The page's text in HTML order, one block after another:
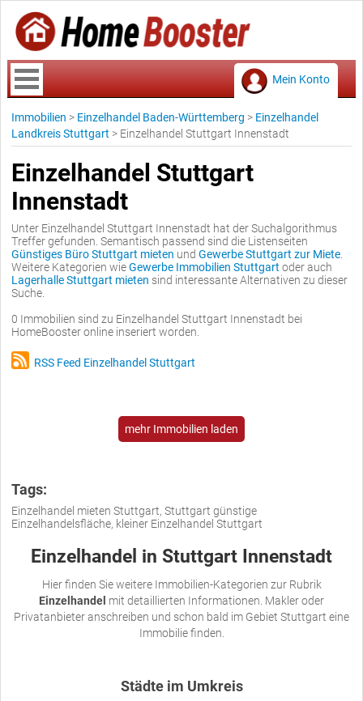
Mein Konto
Immobilien > Einzelhandel Baden-Württemberg > Einzelhandel
Landkreis Stuttgart > Einzelhandel Stuttgart Innenstadt
Einzelhandel Stuttgart
Innenstadt
Unter Einzelhandel Stuttgart Innenstadt hat der Suchalgorithmus
Treffer gefunden. Semantisch passend sind die Listenseiten
Günstiges Büro Stuttgart mieten und Gewerbe Stuttgart zur Miete
Weitere Kategorien wieGewerbe Immobilien Stuttgart oder auch
Lagerhalle Stuttgart mieten sind interessante Alternativen zu dieser
Suche.
0 Immobilien sind zu Einzelhandel Stuttgart Innenstadt bei
HomeBooster online inseriert worden.
RSS Feed Einzelhandel Stuttgart
mehr Immobilien laden
Tags:
Einzelhandel mieten Stuttgart, Stuttgart günstige
Einzelhandelsfläche, kleiner Einzelhandel Stuttgart
Einzelhandel in Stuttgart Innenstadt
Hier finden Sie weitere Immobilien-Kategorien zur Rubrik
Einzelhandel mit detaillierten Informationen. Makler oder
Privatanbieter anschreiben und schon bald im Gebiet Stuttgart eine
Immobilie finden.
Städte im Umkreis